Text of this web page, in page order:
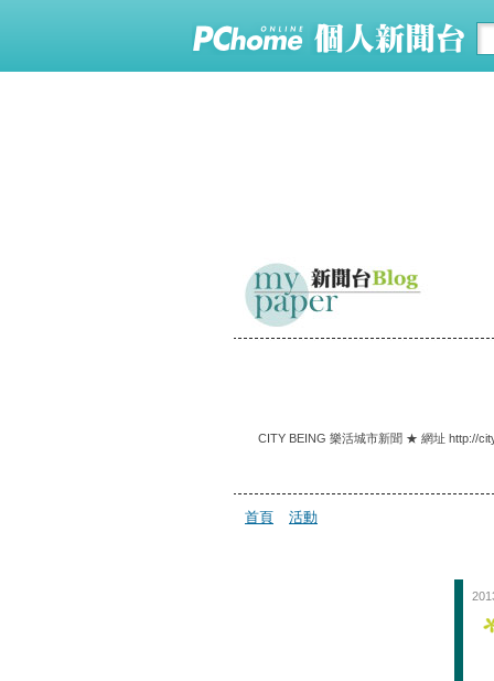
CITY BEING 樂活城市新聞 ★ 網址 http://
首頁 活動